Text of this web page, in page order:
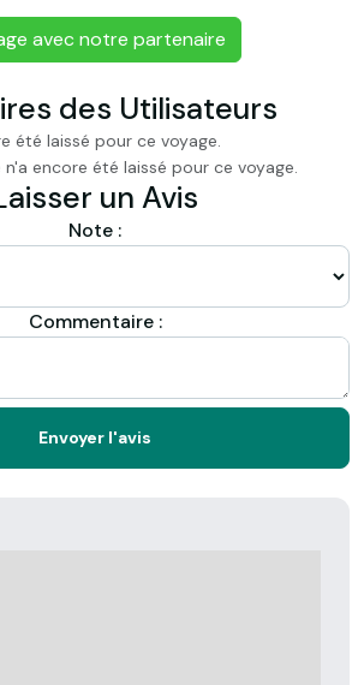
avec notre partenaire
des Utilisateurs
été laissé pour ce voyage.
encore été laissé pour ce voyage.
un Avis
Note :
Commentaire :
Envoyer l'avis